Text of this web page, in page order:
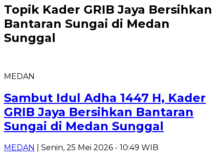
Topik Kader GRIB Jaya Bersihkan
Bantaran Sungai di Medan
Sunggal
MEDAN
Sambut Idul Adha 1447 H, Kader
GRIB Jaya Bersihkan Bantaran
Sungai di Medan Sunggal
MEDAN
| Senin, 25 Mei 2026 - 10:49 WIB